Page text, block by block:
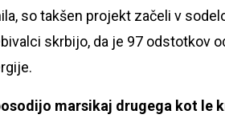
so takšen projekt začeli v
skrbijo, da je 97 odstotkov
marsikaj drugega kot le